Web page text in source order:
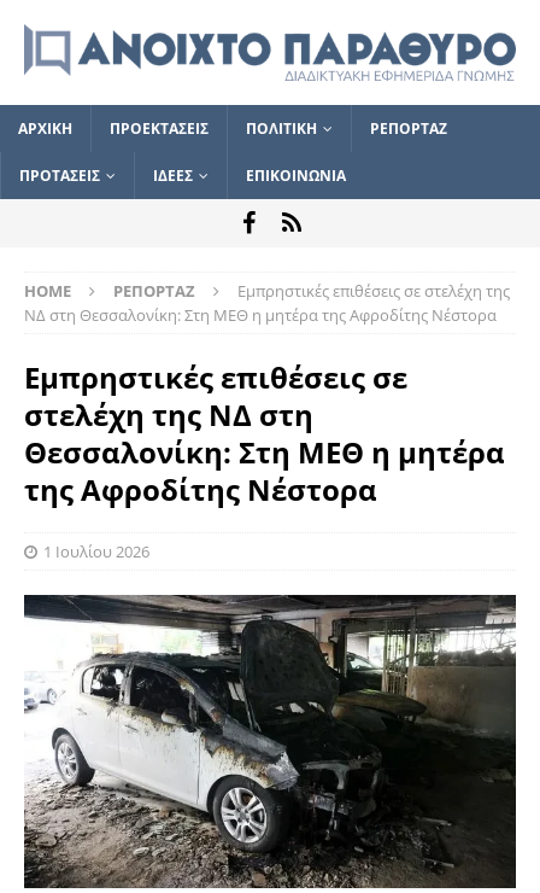
ΑΡΧΙΚΗ ΠΡΟΕΚΤΑΣΕΙΣ ΠΟΛΙΤΙΚΗ ΡΕΠΟΡΤΑΖ
ΠΡΟΤΑΣΕΙΣ ΙΔΕΕΣ ΕΠΙΚΟΙΝΩΝΙΑ
HOME ΡΕΠΟΡΤΑΖ
Εμπρηστικές επιθέσεις σε στελέχη της
ΝΔ στη Θεσσαλονίκη: Στη ΜΕΘ η μητέρα της Αφροδίτης Νέστορα
Εμπρηστικές επιθέσεις σε
στελέχη της ΝΔ στη
Θεσσαλονίκη: Στη ΜΕΘ η μητέρα
της Αφροδίτης Νέστορα
1 Ιουλίου 2026